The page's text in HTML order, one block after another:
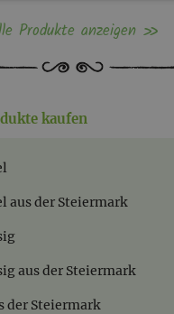
Produkte anzeigen
kaufen
aus der Steiermark
aus der Steiermark
der Steiermark